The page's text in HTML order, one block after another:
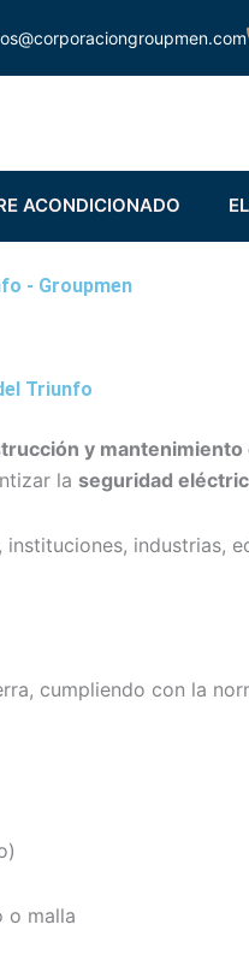
TIERRA
ACONDICIONADO Abrir
- Groupmen
Triunfo
y mantenimiento
la seguridad
cumpliendo con la
o malla